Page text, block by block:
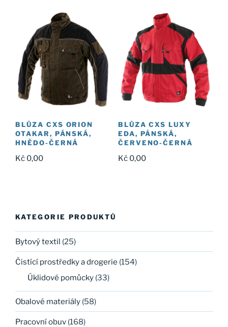
BLŮZA CXS ORION
OTAKAR, PÁNSKÁ,
HNĚDO-ČERNÁ
Kč 0,00
BLŮZA CXS LUXY
EDA, PÁNSKÁ,
ČERVENO-ČERNÁ
Kč0,00
KATEGORIE PRODUKTŮ
Bytový textil (25)
Čistící prostředky a drogerie (154)
Úklidové pomůcky (33)
Obalové materiály (58)
Pracovní obuv (168)